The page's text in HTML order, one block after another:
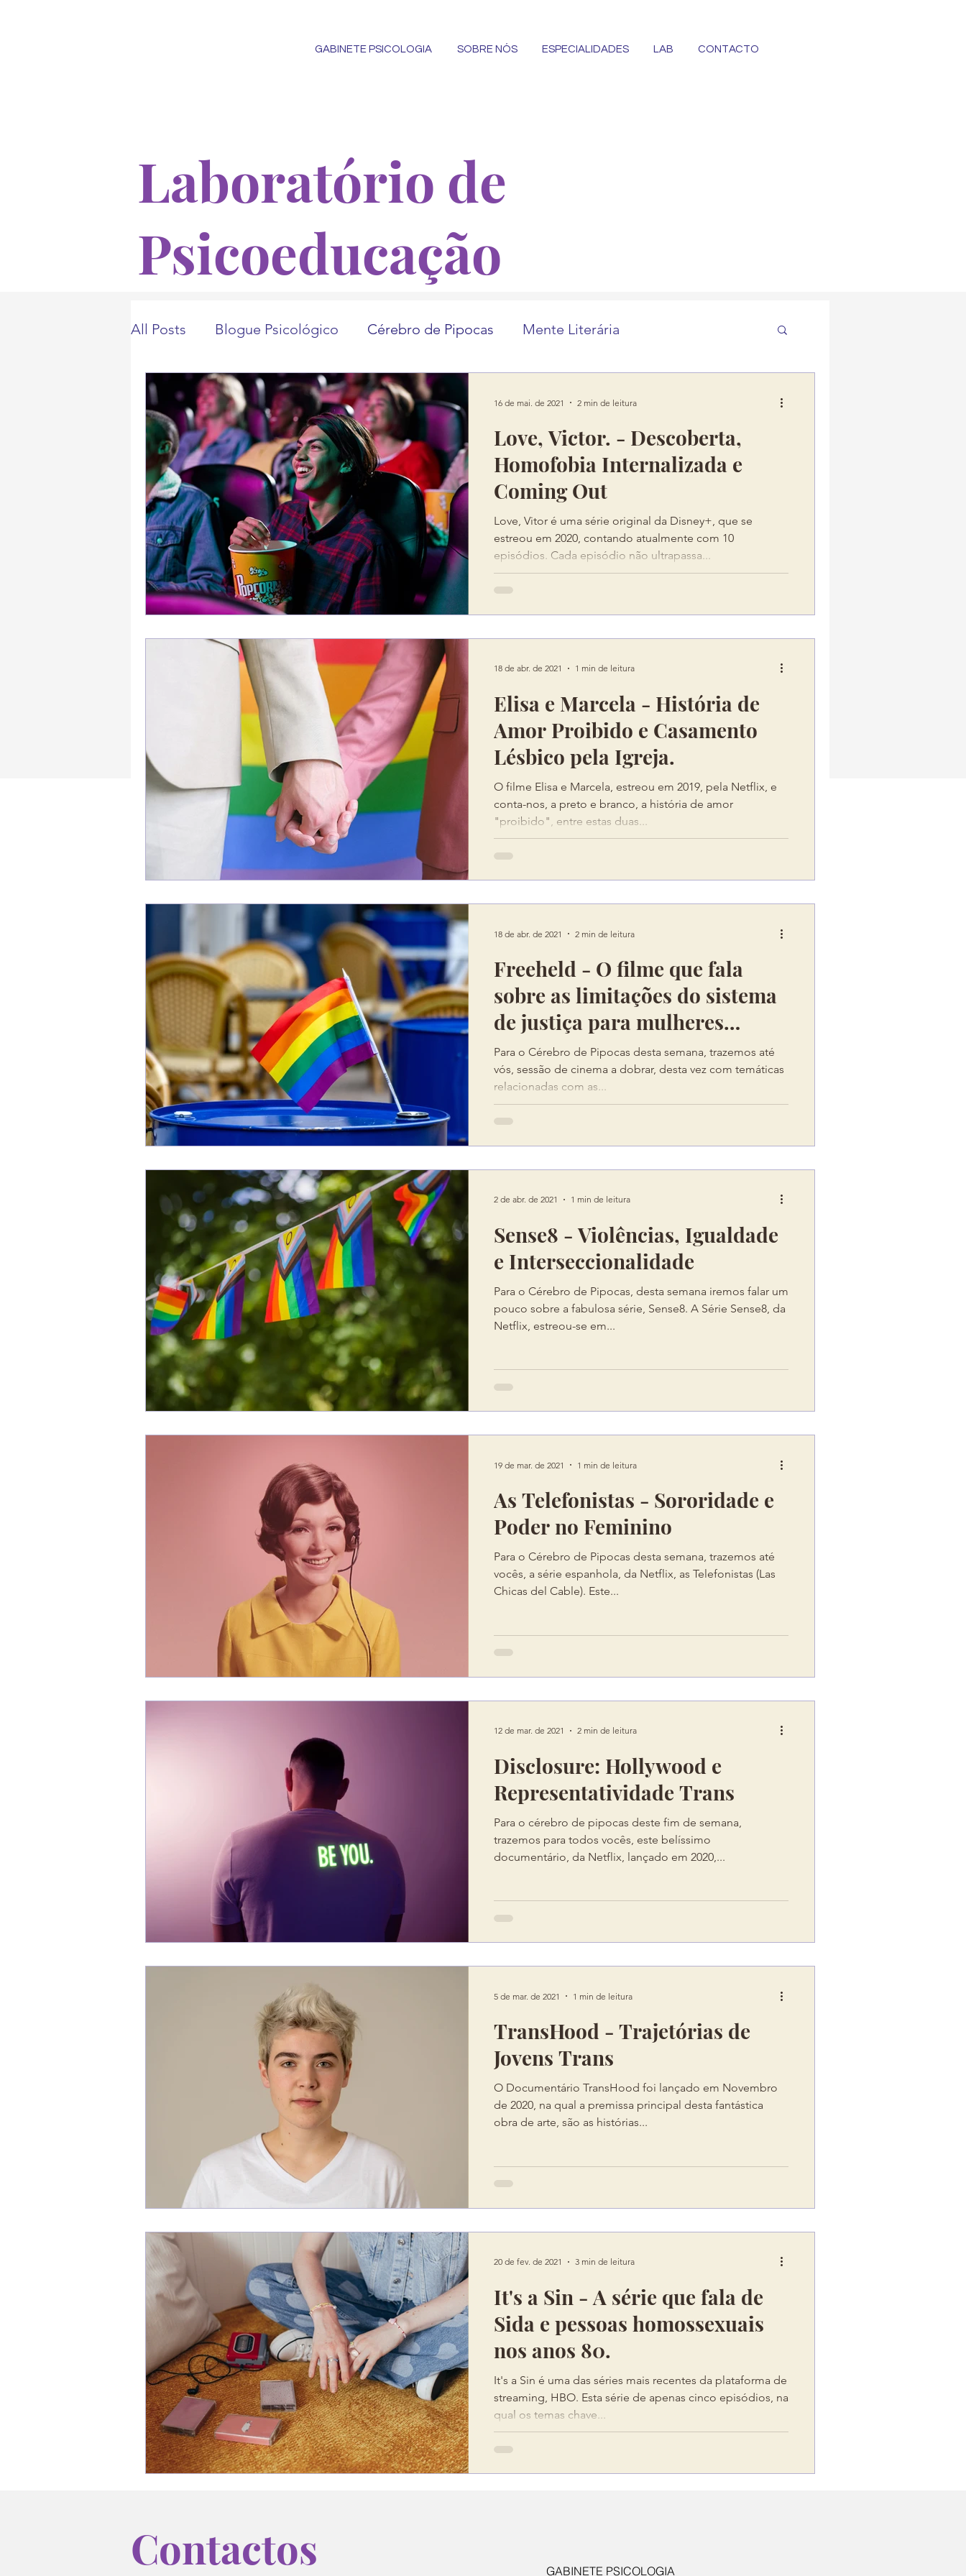
GABINETE PSICOLOGIA SOBRE NÓS ESPECIALIDADES LAB CONTACTO
Laboratório de
Psicoeducação
All Posts Blogue Psicológico Cérebro de Pipocas Mente Literária
Love, Victor. - Descoberta,
Homofobia Internalizada e
Coming Out
Love, Vitor é uma série original da Disney+, que se
estreou em 2020, contando atualmente com 10
episódios. Cada episódio não ultrapassa...
16 de mai. de 2021 2 min de leitura
Elisa e Marcela - História de
Amor Proibido e Casamento
Lésbico pela Igreja.
O filme Elisa e Marcela, estreou em 2019, pela Netflix, e
conta-nos, a preto e branco, a história de amor
"proibido", entre estas duas...
18 de abr. de 2021 1 min de leitura
Freeheld - O filme que fala
sobre as limitações do sistema
de justiça para mulheres
lésbicas.
Para o Cérebro de Pipocas desta semana, trazemos até
vós, sessão de cinema a dobrar, desta vez com temáticas
relacionadas com as...
18 de abr. de 2021 2 min de leitura
Sense8 - Violências, Igualdade
e Interseccionalidade
Para o Cérebro de Pipocas, desta semana iremos falar um
pouco sobre a fabulosa série, Sense8. A Série Sense8, da
Netflix, estreou-se em...
2 de abr. de 2021 1 min de leitura
As Telefonistas - Sororidade e
Poder no Feminino
Para o Cérebro de Pipocas desta semana, trazemos até
vocês, a série espanhola, da Netflix, as Telefonistas (Las
Chicas del Cable). Este...
19 de mar. de 2021 1 min de leitura
Disclosure: Hollywood e
Representatividade Trans
Para o cérebro de pipocas deste fim de semana,
trazemos para todos vocês, este belíssimo
documentário, da Netflix, lançado em 2020,...
12 de mar. de 2021 2 min de leitura
TransHood - Trajetórias de
Jovens Trans
O Documentário TransHood foi lançado em Novembro
de 2020, na qual a premissa principal desta fantástica
obra de arte, são as histórias...
5 de mar. de 2021 1 min de leitura
It's a Sin - A série que fala de
Sida e pessoas homossexuais
nos anos 80.
It's a Sin é uma das séries mais recentes da plataforma de
streaming, HBO. Esta série de apenas cinco episódios, na
qual os temas chave...
20 de fev. de 2021 3 min de leitura
Contactos GABINETE PSICOLOGIA